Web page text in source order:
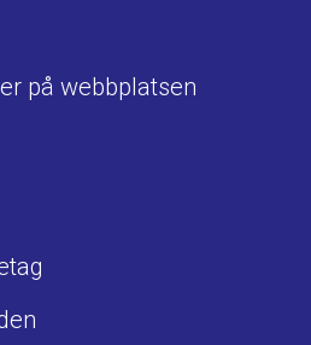
på webbplatsen